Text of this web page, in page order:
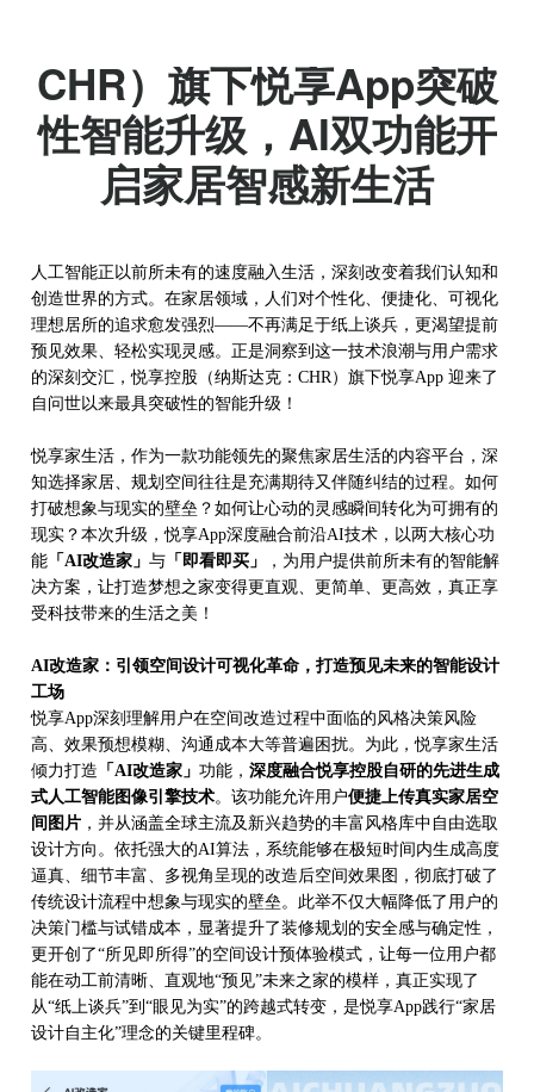
CHR）旗下悦享App突破
性智能升级，AI双功能开
启家居智感新生活
人工智能正以前所未有的速度融入生活，深刻改变着我们认知和
创造世界的方式。在家居领域，人们对个性化、便捷化、可视化
理想居所的追求愈发强烈——不再满足于纸上谈兵，更渴望提前
预见效果、轻松实现灵感。正是洞察到这一技术浪潮与用户需求
的深刻交汇，悦享控股（纳斯达克： CHR）旗下悦享App 迎来了
自问世以来最具突破性的智能升级！
悦享家生活，作为一款功能领先的聚焦家居生活的内容平台， 深
知选择家居、规划空间往往是充满期待又伴随纠结的过程。如何
打破想象与现实的壁垒？如何让心动的灵感瞬间转化为可拥有的
现实？本次升级，悦享App深度融合前沿AI技术，以两大核心功
能「 AI改造家」 与「即看即买」 ，为用户提供前所未有的智能解
决方案，让打造梦想之家变得更直观、更简单、更高效，真正享
受科技带来的生活之美！
AI改造家：引领空间设计可视化革命，打造预见未来的智能设计
工场
悦享App深刻理解用户在空间改造过程中面临的风格决策风险
高、效果预想模糊、沟通成本大等普遍困扰。为此，悦享家生活
倾力打造 「 AI改造家」 功能， 深度融合悦享控股自研的先进生成
式人工智能图像引擎技术。该功能允许用户便捷上传真实家居空
间图片，并从涵盖全球主流及新兴趋势的丰富风格库中自由选取
设计方向。依托强大的AI算法，系统能够在极短时间内生成高度
逼真、细节丰富、多视角呈现的改造后空间效果图，彻底打破了
传统设计流程中想象与现实的壁垒。此举不仅大幅降低了用户的
决策门槛与试错成本，显著提升了装修规划的安全感与确定性，
更开创了“所见即所得”的空间设计预体验模式，让每一位用户都
能在动工前清晰、直观地“预见”未来之家的模样，真正实现了
从“纸上谈兵”到“眼见为实”的跨越式转变，是悦享App践行“家居
设计自 主化”理念的关键里程碑。